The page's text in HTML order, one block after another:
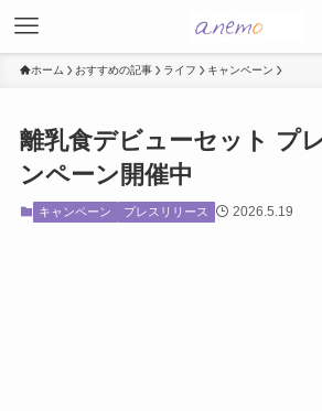
ホーム おすすめの記事 ライフ キャンペーン
離乳食デビューセット プ
ンペーン開催中
キャンペーン プレスリリース 2026.5.19